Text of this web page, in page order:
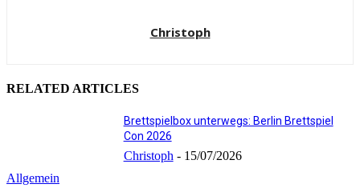
Christoph
RELATED ARTICLES
Allgemein
Brettspielbox unterwegs: Berlin Brettspiel
Con 2026
Christoph - 15/07/2026